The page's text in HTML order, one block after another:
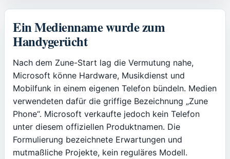
Ein Medienname wurde zum
Handygerücht
Nach dem Zune-Start lag die Vermutung nahe,
Microsoft könne Hardware, Musikdienst und
Mobilfunk in einem eigenen Telefon bündeln. Medien
verwendeten dafür die griffige Bezeichnung „Zune
Phone“. Microsoft verkaufte jedoch kein Telefon
unter diesem offiziellen Produktnamen. Die
Formulierung bezeichnete Erwartungen und
mutmaßliche Projekte, kein reguläres Modell.